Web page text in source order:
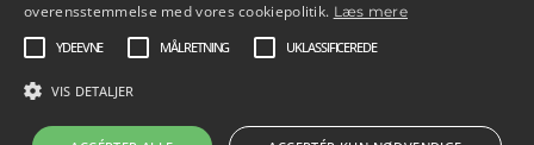
Copyright © 2026 SySL |Credits
overensstemmelse med vores cookiepolitik. Læs mere
YDEEVNE
MÅLRETNING UKLASSIFICEREDE
VIS DETALJER